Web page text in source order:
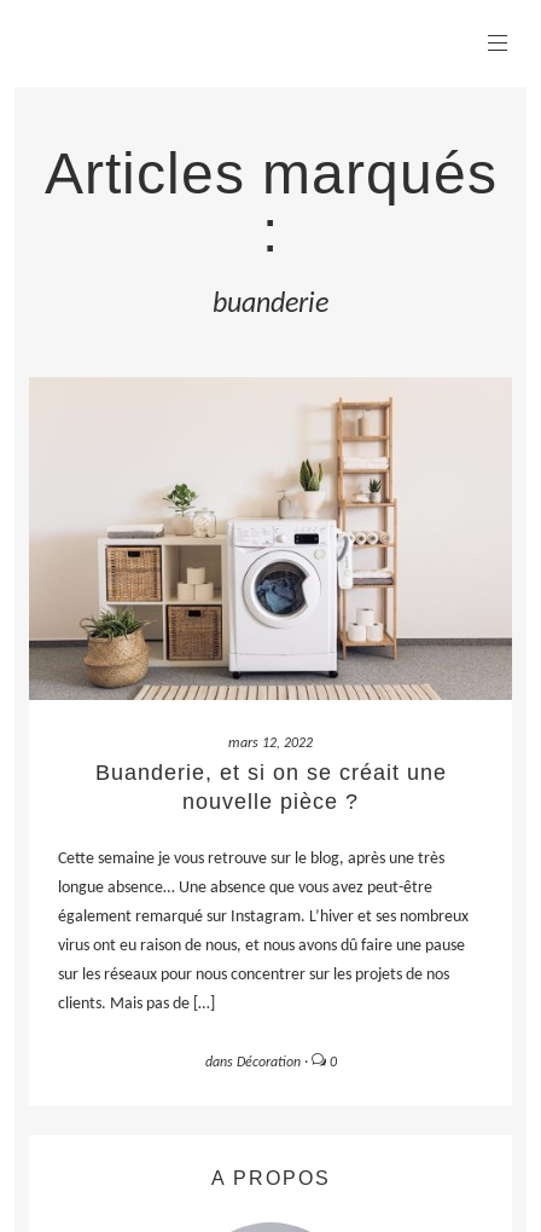
Articles marqués
:
buanderie
LIRE LA SUITE
mars 12, 2022
Buanderie, et si on se créait une
nouvelle pièce ?
Cette semaine je vous retrouve sur le blog, après une très
longue absence… Une absence que vous avez peut-être
également remarqué sur Instagram. L’hiver et ses nombreux
virus ont eu raison de nous, et nous avons dû faire une pause
sur les réseaux pour nous concentrer sur les projets de nos
clients. Mais pas de […]
dans Décoration· 0
A PROPOS